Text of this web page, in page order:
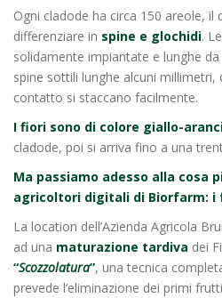
Ogni cladode ha circa 150 areole, il
differenziare in spine e glochidi.
solidamente impiantate e lunghe
spine sottili lunghe alcuni
contatto si staccano facilmente.
I fiori sono di colore giallo-
cladode, poi si arriva fino a una
Ma passiamo adesso alla cosa
agricoltori digitali di Biorfarm:
La location dell’Azienda Agricola
ad una maturazione tardiva dei
“Scozzolatura”, una tecnica
prevede l’eliminazione dei primi